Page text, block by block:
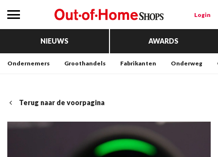
Login
NIEUWS AWARDS
Ondernemers Groothandels Fabrikanten Onderweg
Terug naar de voorpagina